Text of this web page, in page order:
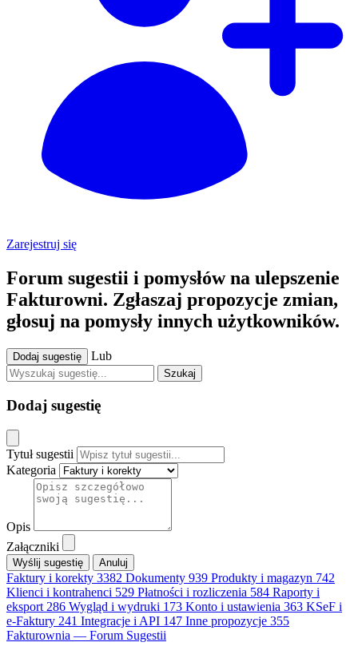
Zarejestruj się
Forum sugestii i pomysłów na ulepszenie
Fakturowni. Zgłaszaj propozycje zmian,
głosuj na pomysły innych użytkowników.
Dodaj sugestię Lub
Szukaj
Dodaj sugestię
Tytuł sugestii
Kategoria
Opis
Załączniki
Anuluj
Faktury i korekty 3382 Dokumenty 939 Produkty i magazyn 742
Klienci i kontrahenci 529 Płatności i rozliczenia 584 Raporty i
eksport 286 Wygląd i wydruki 173 Konto i ustawienia 363 KSeF i
e-Faktury 241 Integracje i API 147 Inne propozycje 355
Fakturownia — Forum Sugestii